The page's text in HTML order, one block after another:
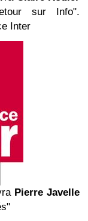
sur Info".
Inter
Pierre Javelle